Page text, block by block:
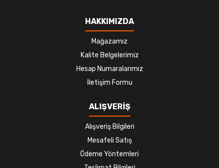
HAKKIMIZDA
Mağazamız
Kalite Belgelerimiz
Hesap Numaralarımız
İletişim Formu
ALIŞVERİŞ
Alışveriş Bilgileri
Mesafeli Satış
Ödeme Yöntemleri